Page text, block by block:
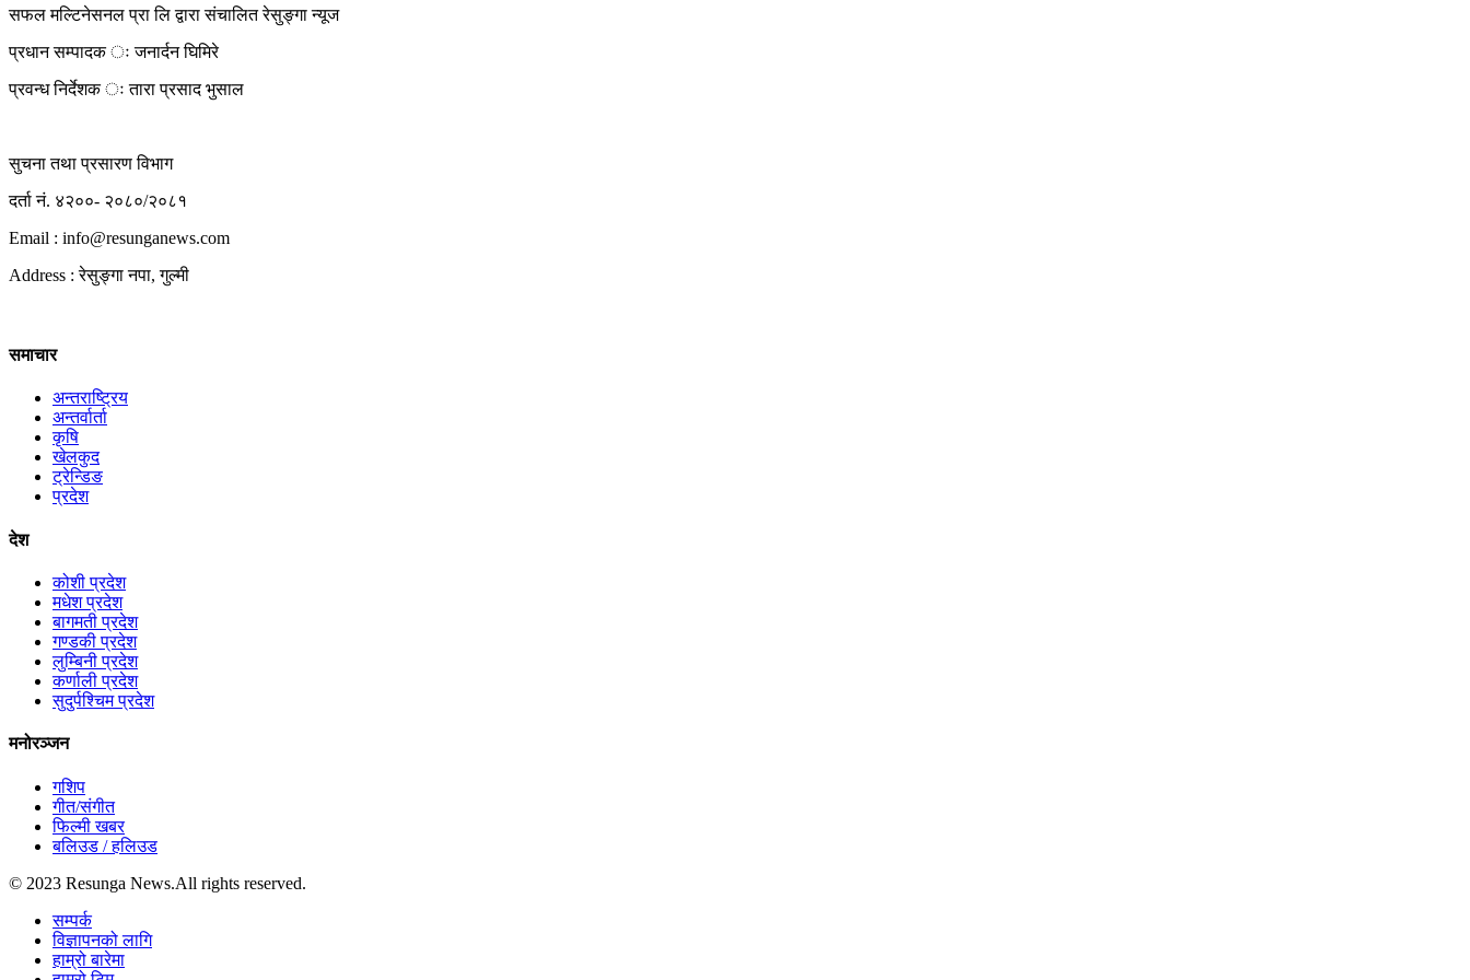
सफल मल्टिनेसनल प्रा लि द्वारा संचालित रेसुङ्गा न्यूज
प्रधान सम्पादक ः जनार्दन घिमिरे
प्रवन्ध निर्देशक ः तारा प्रसाद भुसाल
सुचना तथा प्रसारण विभाग
दर्ता नं. ४२००- २०८०/२०८१
Email : info@resunganews.com
Address : रेसुङ्गा नपा, गुल्मी
समाचार
अन्तराष्ट्रिय
अन्तर्वार्ता
कृषि
खेलकुद
ट्रेन्डिङ
प्रदेश
देश
कोशी प्रदेश
मधेश प्रदेश
बागमती प्रदेश
गण्डकी प्रदेश
लुम्बिनी प्रदेश
कर्णाली प्रदेश
सुदुर्पश्चिम प्रदेश
मनोरञ्जन
गशिप
गीत/संगीत
फिल्मी खबर
बलिउड / हलिउड
© 2023 Resunga News.All rights reserved.
सम्पर्क
विज्ञापनको लागि
हाम्रो बारेमा